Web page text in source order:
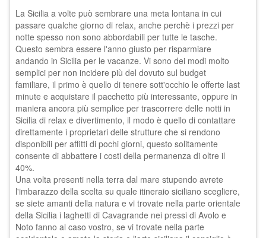
La Sicilia a volte può sembrare una meta lontana in cui
passare qualche giorno di relax, anche perchè i prezzi per
notte spesso non sono abbordabili per tutte le tasche.
Questo sembra essere l'anno giusto per risparmiare
andando in Sicilia per le vacanze. Vi sono dei modi molto
semplici per non incidere più del dovuto sul budget
familiare, il primo è quello di tenere sott'occhio le offerte last
minute e acquistare il pacchetto più interessante, oppure in
maniera ancora più semplice per trascorrere delle notti in
Sicilia di relax e divertimento, il modo è quello di contattare
direttamente i proprietari delle strutture che si rendono
disponibili per affitti di pochi giorni, questo solitamente
consente di abbattere i costi della permanenza di oltre il
40%.
Una volta presenti nella terra dal mare stupendo avrete
l'imbarazzo della scelta su quale itineraio siciliano scegliere,
se siete amanti della natura e vi trovate nella parte orientale
della Sicilia i laghetti di Cavagrande nei pressi di Avolo e
Noto fanno al caso vostro, se vi trovate nella parte